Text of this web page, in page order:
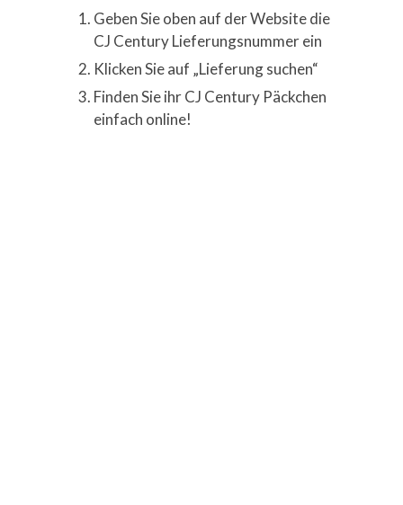
Geben Sie oben auf der Website die
CJ Century Lieferungsnummer ein
Klicken Sie auf „Lieferung suchen“
Finden Sie ihr CJ Century Päckchen
einfach online!